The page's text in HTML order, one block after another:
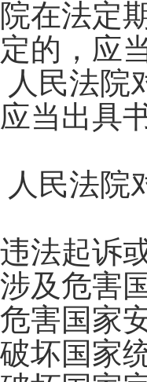
法定期
的，应
法院
当出具
法院
起诉或
危害国
国家
国家统